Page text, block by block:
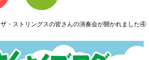
ザ・ストリングスの皆さんの演奏会が開かれました④